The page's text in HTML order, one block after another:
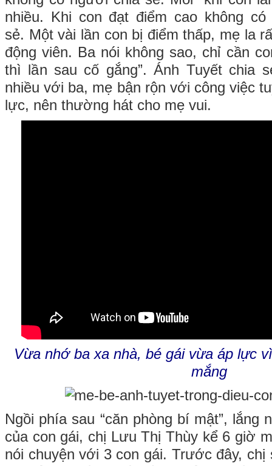
nhiều. Khi con đạt điểm cao không
sẻ. Một vài lần con bị điểm thấp, mẹ la
động viên. Ba nói không sao, chỉ cần
thì lần sau cố gắng”. Ánh Tuyết chia
nhiều với ba, mẹ bận rộn với công việc
lực, nên thường hát cho mẹ vui.
Vừa nhớ ba xa nhà, bé gái vừa áp lực
mắng
Ngồi phía sau “căn phòng bí mật”, lắng
của con gái, chị Lưu Thị Thùy kể 6 giờ
nói chuyện với 3 con gái. Trước đây, chị